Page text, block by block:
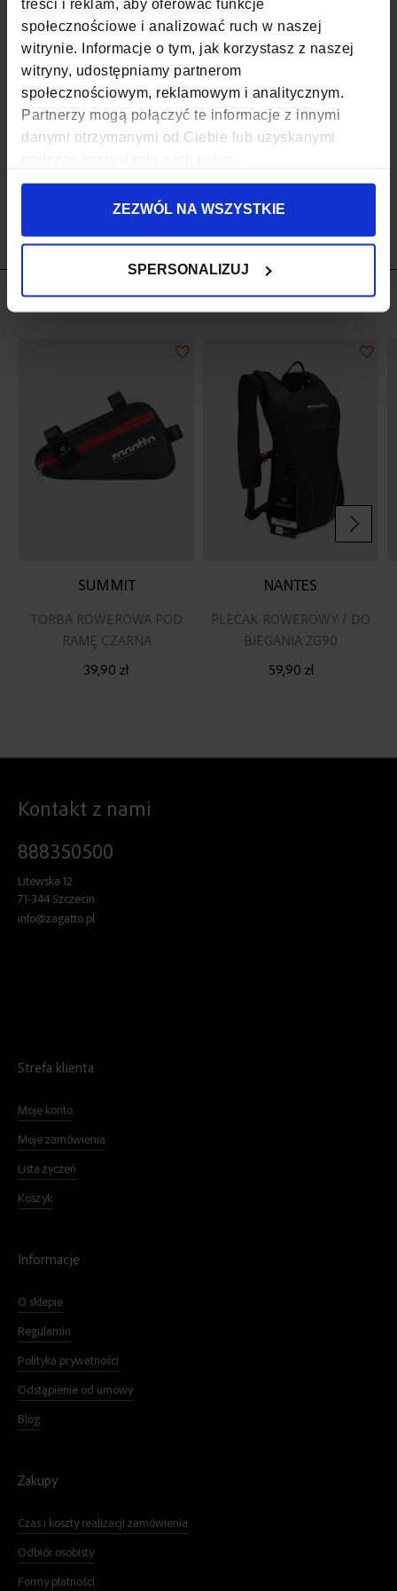
treści i reklam, aby oferować funkcje
społecznościowe i analizować ruch w naszej
witrynie. Informacje o tym, jak korzystasz z naszej
witryny, udostępniamy partnerom
społecznościowym, reklamowym i analitycznym.
Partnerzy mogą połączyć te informacje z innymi
danymi otrzymanymi od Ciebie lub uzyskanymi
ZEZWÓL NA WSZYSTKIE
SPERSONALIZUJ
MATERIAŁ POLIESTER, NYLON
ZAPIĘCIE
KOD EAN 5903689733601
SPRAWDŹ RÓWNIEŻ
SUMMIT
TORBA ROWEROWA POD
RAMĘ CZARNA
39,90 zł
Dodaj
NANTES
PLECAK ROWEROWY / DO
BIEGANIA ZG90
59,90 zł
Kontakt z nami
888350500
Litewska 12
71-344 Szczecin
info@zagatto.pl
Strefa klienta
Moje konto
Moje zamówienia
Lista życzeń
Koszyk
Informacje
O sklepie
Regulamin
Polityka prywatności
Odstąpienie od umowy
Blog
Zakupy
Czas i koszty realizacji zamówienia
Odbiór osobisty
Formy płatności